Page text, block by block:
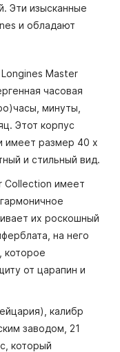
Эти изысканные
и обладают
Master
часовая
минуты,
Этот корпус
имеет размер 40 x
и стильный вид.
Collection имеет
их роскошный
на него
которое
от царапин и
калибр
заводом, 21
который